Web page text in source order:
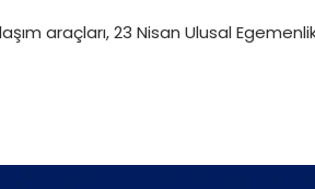
araçları, 23 Nisan Ulusal